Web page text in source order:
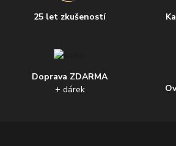
25 let zkušeností
Doprava ZDARMA
+ dárek